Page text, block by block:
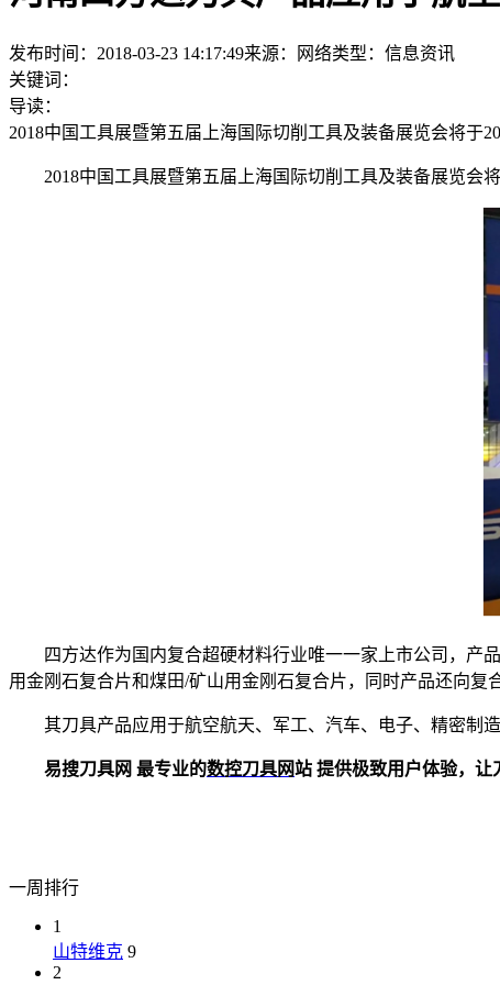
发布时间：2018-03-23 14:17:49来源：网络类型： 信息资讯
关键词：
导读：
2018中国工具展暨第五届上海国际切削工具及装备展览会将于
2018中国工具展暨第五届上海国际切削工具及装备展览会
四方达作为国内复合超硬材料行业唯一一家上市公司，产
用金刚石复合片和煤田/矿山用金刚石复合片，同时产品还向复
其刀具产品应用于航空航天、军工、汽车、电子、精密制
易搜刀具网 最专业的数控刀具网站 提供极致用户体验，让
一周排行
1
山特维克 9
2